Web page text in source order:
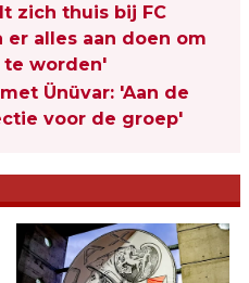
zich thuis bij FC
er alles aan doen om
te worden'
Ünüvar: 'Aan de
voor de groep'